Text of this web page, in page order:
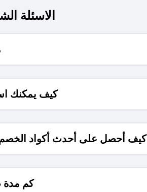
الاسئلة
كيف يمكنك
كيف أحصل على أحدث أكواد الخصم
كم مدة